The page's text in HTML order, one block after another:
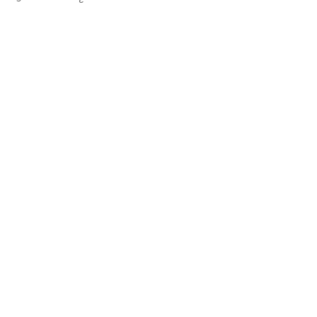
Krise des Parlamentarismus, der das entscheidende Kriterium